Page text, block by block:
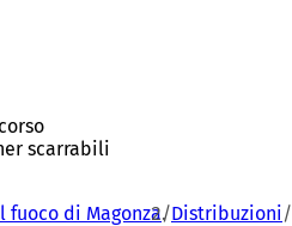
scarrabili
di Magonza Distribuzioni